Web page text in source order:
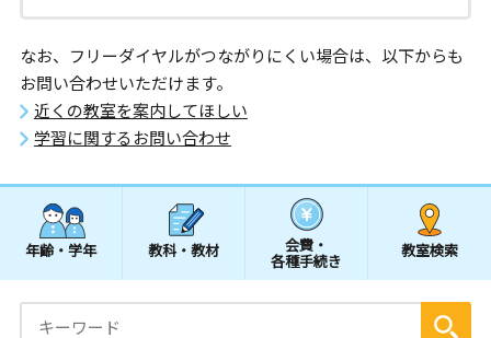
なお、フリーダイヤルがつながりにくい場合は、以下からも
お問い合わせいただけます。
近くの教室を案内してほしい
学習に関するお問い合わせ
年齢・学年 教科・教材 会費・
各種手続き
教室検索